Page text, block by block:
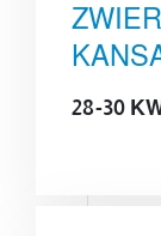
28-30